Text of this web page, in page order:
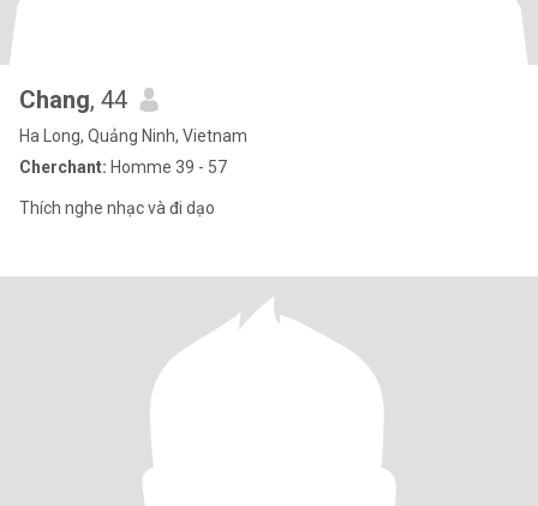
Chang, 44
Ha Long, Quảng Ninh, Vietnam
Cherchant: Homme 39 - 57
Thích nghe nhạc và đi dạo